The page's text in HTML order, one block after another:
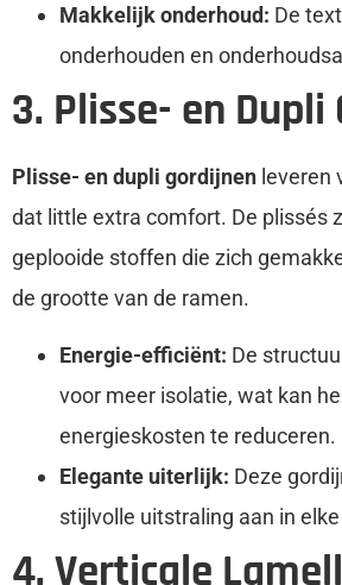
Makkelijk onderhoud: De
onderhouden en
3. Plisse- en Dupli
Plisse- en dupli gordijnen leveren
dat little extra comfort. De plissés
geplooide stoffen die zich
de grootte van de ramen.
Energie-efficiënt: De
voor meer isolatie, wat kan
energieskosten te reduceren.
Elegante uiterlijk: Deze
stijlvolle uitstraling aan in
4. Verticale